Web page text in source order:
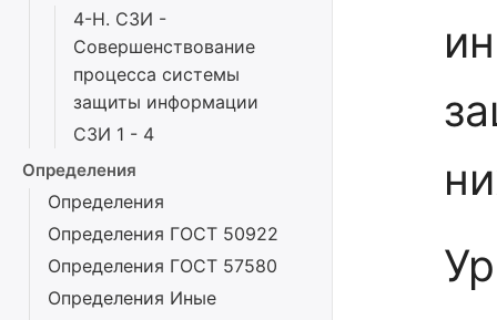
4-Н. СЗИ -
Совершенствование
процесса системы
защиты информации
СЗИ 1 - 4
Определения
Определения
Определения ГОСТ 50922
Определения ГОСТ 57580
Определения Иные